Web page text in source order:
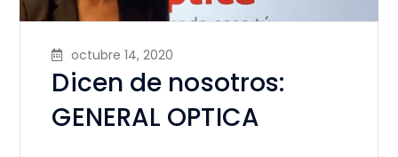
octubre 14, 2020
Dicen de nosotros:
GENERAL OPTICA